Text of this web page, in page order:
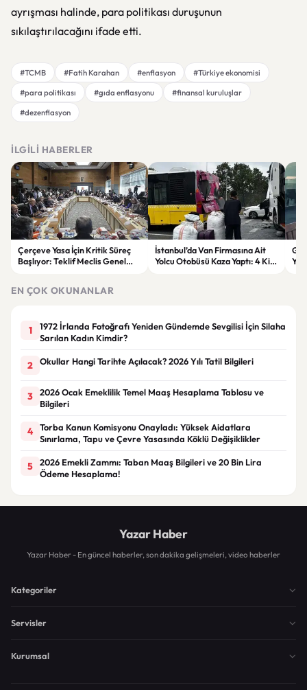
ayrışması halinde, para politikası duruşunun
sıkılaştırılacağını ifade etti.
#TCMB #Fatih Karahan #enflasyon
#Türkiye ekonomisi
#para politikası
#gıda enflasyonu
#finansal kuruluşlar
#dezenflasyon
İLGILI HABERLER
Çerçeve Yasa İçin Kritik Süreç
Başlıyor: Teklif Meclis Genel
İstanbul’da Van Firmasına Ait
Yolcu Otobüsü Kaza Yaptı: 4 Kişi
EN ÇOK OKUNANLAR
1
1972 İrlanda Fotoğrafı Yeniden Gündemde Sevgilisi İçin Silaha
Sarılan Kadın Kimdir?
2 Okullar Hangi Tarihte Açılacak? 2026 Yılı Tatil Bilgileri
3
2026 Ocak Emeklilik Temel Maaş Hesaplama Tablosu ve
Bilgileri
4
Torba Kanun Komisyonu Onayladı: Yüksek Aidatlara
Sınırlama, Tapu ve Çevre Yasasında Köklü Değişiklikler
5
2026 Emekli Zammı: Taban Maaş Bilgileri ve 20 Bin Lira
Ödeme Hesaplama!
Yazar Haber
Yazar Haber - En güncel haberler, son dakika gelişmeleri, video haberler
Kategoriler
Servisler
Kurumsal